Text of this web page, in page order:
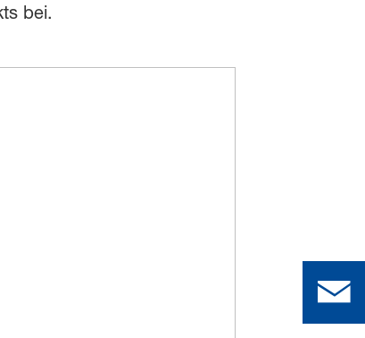
bei.